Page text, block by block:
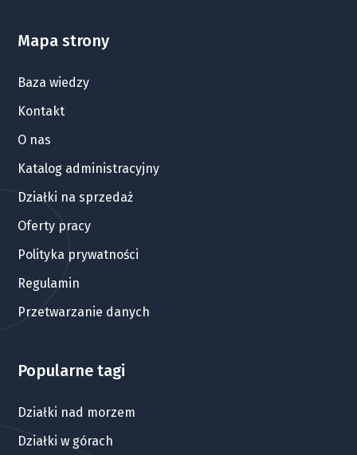
Mapa strony
Baza wiedzy
Kontakt
O nas
Katalog administracyjny
Działki na sprzedaż
Oferty pracy
Polityka prywatności
Regulamin
Przetwarzanie danych
Popularne tagi
Działki nad morzem
Działki w górach